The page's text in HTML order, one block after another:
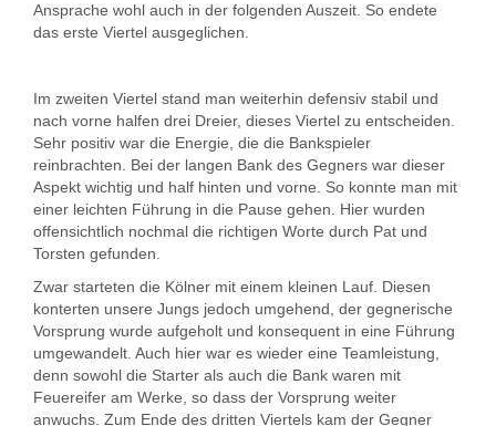
Ansprache wohl auch in der folgenden Auszeit. So endete
das erste Viertel ausgeglichen.
Im zweiten Viertel stand man weiterhin defensiv stabil und
nach vorne halfen drei Dreier, dieses Viertel zu entscheiden.
Sehr positiv war die Energie, die die Bankspieler
reinbrachten. Bei der langen Bank des Gegners war dieser
Aspekt wichtig und half hinten und vorne. So konnte man mit
einer leichten Führung in die Pause gehen. Hier wurden
offensichtlich nochmal die richtigen Worte durch Pat und
Torsten gefunden.
Zwar starteten die Kölner mit einem kleinen Lauf. Diesen
konterten unsere Jungs jedoch umgehend, der gegnerische
Vorsprung wurde aufgeholt und konsequent in eine Führung
umgewandelt. Auch hier war es wieder eine Teamleistung,
denn sowohl die Starter als auch die Bank waren mit
Feuereifer am Werke, so dass der Vorsprung weiter
anwuchs. Zum Ende des dritten Viertels kam der Gegner